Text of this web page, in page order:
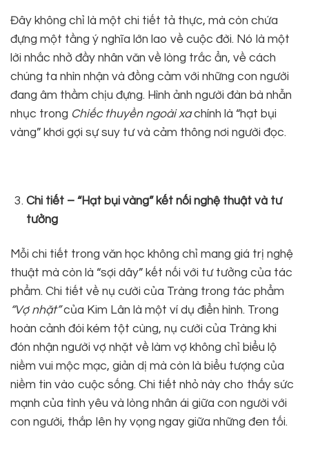
Đây không chỉ là một chi tiết tả thực, mà còn chứa
đựng một tầng ý nghĩa lớn lao về cuộc đời. Nó là một
lời nhắc nhở đầy nhân văn về lòng trắc ẩn, về cách
chúng ta nhìn nhận và đồng cảm với những con người
đang âm thầm chịu đựng. Hình ảnh người đàn bà nhẫn
nhục trong Chiếc thuyền ngoài xachính là “hạt bụi
vàng” khơi gợi sự suy tư và cảm thông nơi người đọc.
Chi tiết – “Hạt bụi vàng” kết nối nghệ thuật và tư
tưởng
Mỗi chi tiết trong văn học không chỉ mang giá trị nghệ
thuật mà còn là “sợi dây” kết nối với tư tưởng của tác
phẩm. Chi tiết về nụ cười của Tràng trong tác phẩm
“Vợ nhặt”của Kim Lân là một ví dụ điển hình. Trong
hoàn cảnh đói kém tột cùng, nụ cười của Tràng khi
đón nhận người vợ nhặt về làm vợ không chỉ biểu lộ
niềm vui mộc mạc, giản dị mà còn là biểu tượng của
niềm tin vào cuộc sống. Chi tiết nhỏ này cho thấy sức
mạnh của tình yêu và lòng nhân ái giữa con người với
con người, thắp lên hy vọng ngay giữa những đen tối.